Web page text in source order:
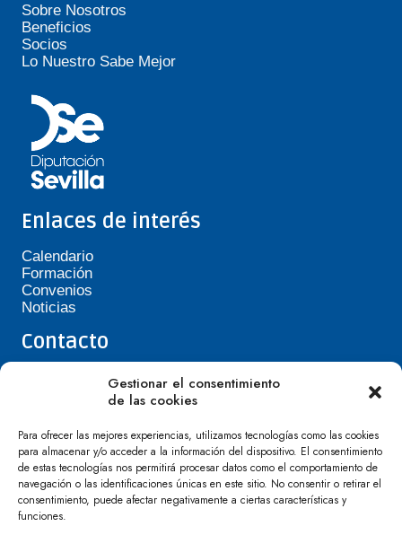
Gestionar el consentimiento
de las cookies
Para ofrecer las mejores experiencias, utilizamos tecnologías como las cookies
para almacenar y/o acceder a la información del dispositivo. El consentimiento
de estas tecnologías nos permitirá procesar datos como el comportamiento de
navegación o las identificaciones únicas en este sitio. No consentir o retirar el
consentimiento, puede afectar negativamente a ciertas características y
funciones.
Sobre Nosotros
Beneficios
Socios
Lo Nuestro Sabe Mejor
Enlaces de interés
Calendario
Formación
Convenios
Noticias
Contacto
Teléfono de Asepavi: 623 394 601
asepavi20@gmail.com
Villafranca